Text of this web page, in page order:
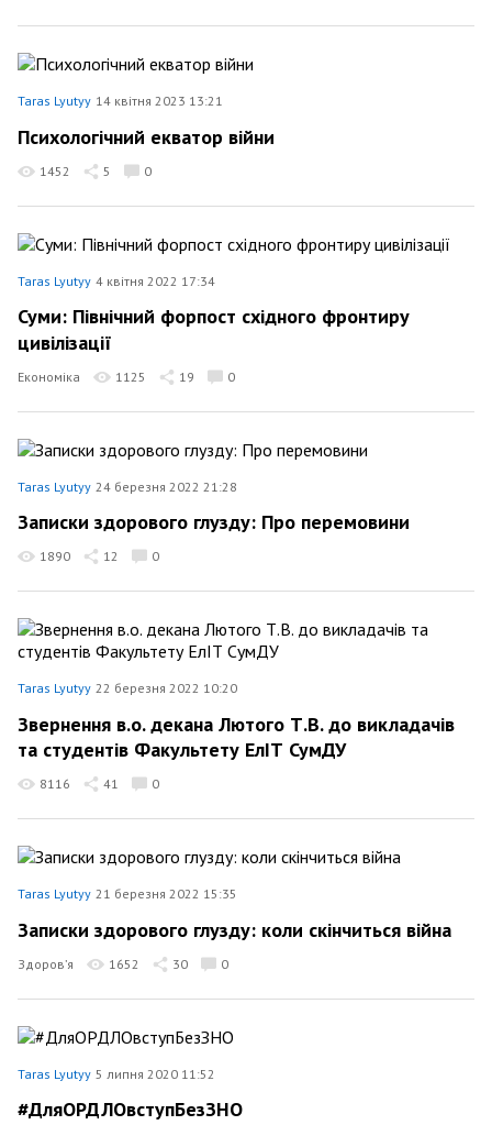
Taras Lyutyy 14 квітня 2023 13:21
Психологічний екватор війни
1452 5 0
Taras Lyutyy 4 квітня 2022 17:34
Суми: Північний форпост східного фронтиру
цивілізації
Економіка 1125 19 0
Taras Lyutyy 24 березня 2022 21:28
Записки здорового глузду: Про перемовини
1890 12 0
Taras Lyutyy 22 березня 2022 10:20
Звернення в.о. декана Лютого Т.В. до викладачів
та студентів Факультету ЕлІТ СумДУ
8116 41 0
Taras Lyutyy 21 березня 2022 15:35
Записки здорового глузду: коли скінчиться війна
Здоров’я 1652 30 0
Taras Lyutyy 5 липня 2020 11:52
#ДляОРДЛОвступБезЗНО